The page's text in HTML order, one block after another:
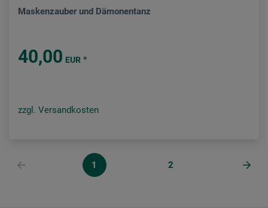
Maskenzauber und Dämonentanz
40,00 EUR *
zzgl. Versandkosten
1 2